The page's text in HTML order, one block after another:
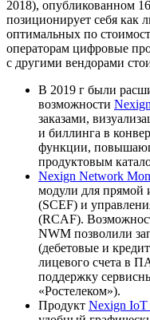
2018), опубликованном
позиционирует себя как
оптимальных по
операторам цифровые
с другими вендорами
В 2019 г были
возможности
заказами,
и биллинга в
функции,
продуктовым
Nexign Network
модули для прямой
(SCEF) и
(RCAF).
NWM позволили
(дебетовые и
лицевого счета в
поддержку
«Ростелеком»).
Продукт Nexign IoT